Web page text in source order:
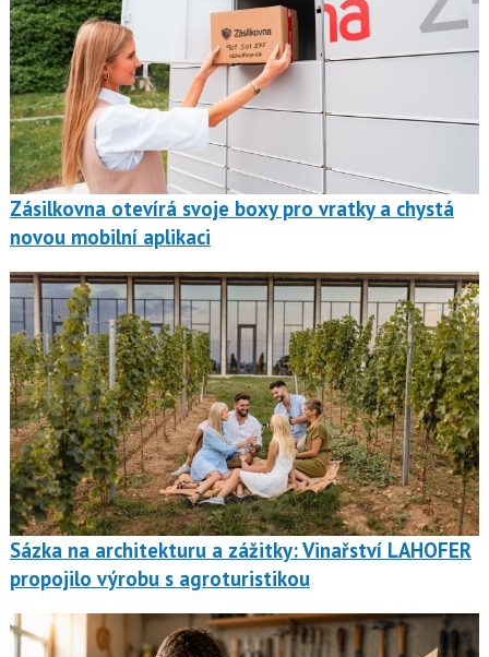
Zásilkovna otevírá svoje boxy pro vratky a chystá
novou mobilní aplikaci
Sázka na architekturu a zážitky: Vinařství LAHOFER
propojilo výrobu s agroturistikou